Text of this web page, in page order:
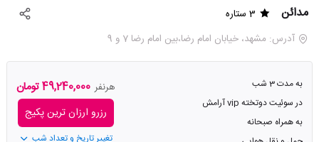
مدائن
3 ستاره
آدرس: مشهد، خيابان امام رضا،بین امام رضا 7 و 9
به مدت 3 شب
در سوئیت دوتخته vip آرامش
به همراه صبحانه
هرنفر 49,240,000 تومان
رزرو ارزان ترین پکیج
تغییر تاریخ و تعداد شب